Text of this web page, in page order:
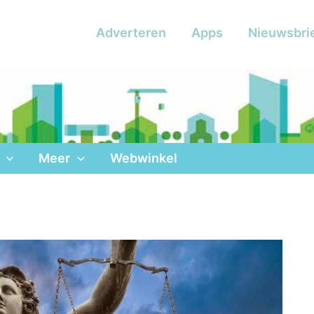
Adverteren Apps
Meer Webwinkel